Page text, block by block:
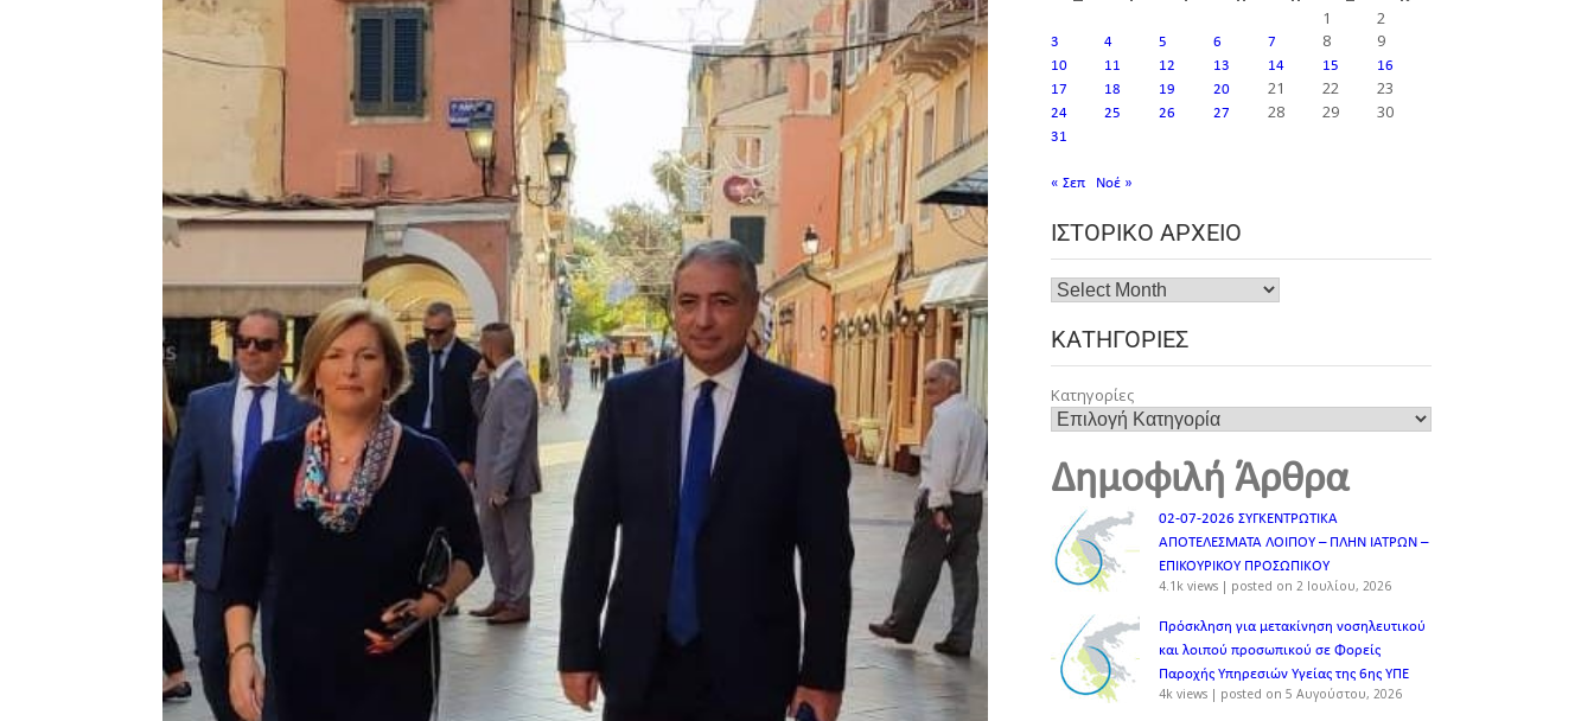
1
2
3 4 5 6 7 8 9
10 11 12 13 14 15
16
17
18 19 20 21 22 23
24 25 26 27 28 29 30
31
« Σεπ Νοέ »
ΙΣΤΟΡΙΚΌ ΑΡΧΕΊΟ
ΚΑΤΗΓΟΡΊΕΣ
Κατηγορίες
Δημοφιλή Άρθρα
02-07-2026 ΣΥΓΚΕΝΤΡΩΤΙΚΑ
ΑΠΟΤΕΛΕΣΜΑΤΑ ΛΟΙΠΟΥ – ΠΛΗΝ ΙΑΤΡΩΝ –
ΕΠΙΚΟΥΡΙΚΟΥ ΠΡΟΣΩΠΙΚOY
4.1k views | posted on 2 Ιουλίου, 2026
Πρόσκληση για μετακίνηση νοσηλευτικού
και λοιπού προσωπικού σε Φορείς
Παροχής Υπηρεσιών Υγείας της 6ης ΥΠΕ
4k views | posted on 5 Αυγούστου, 2026